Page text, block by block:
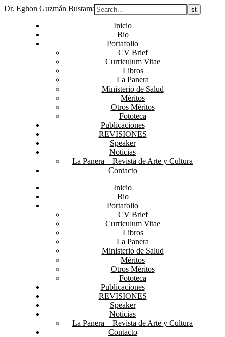
Dr. Eghon Guzmán Bustamante
Inicio
Bio
Portafolio
CV Brief
Curriculum Vitae
Libros
La Panera
Ministerio de Salud
Méritos
Otros Méritos
Fototeca
Publicaciones
REVISIONES
Speaker
Noticias
La Panera – Revista de Arte y Cultura
Contacto
Inicio
Bio
Portafolio
CV Brief
Curriculum Vitae
Libros
La Panera
Ministerio de Salud
Méritos
Otros Méritos
Fototeca
Publicaciones
REVISIONES
Speaker
Noticias
La Panera – Revista de Arte y Cultura
Contacto